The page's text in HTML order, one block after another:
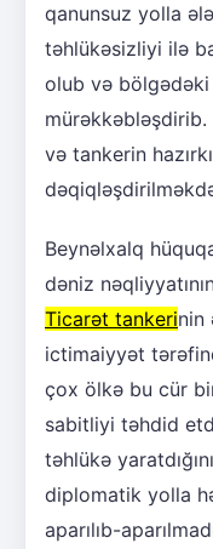
qanunsuz yolla
təhlükəsizliyi ilə
olub və
və tankerin
Beynəlxalq
dəniz
Ticarət tankerinin
ictimaiyyət
çox ölkə bu cür
sabitliyi təhdid
təhlükə
diplomatik yolla
aparılıb-